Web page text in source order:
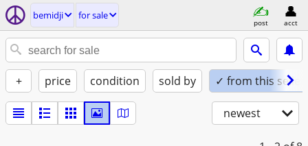
bemidji for sale
post acct
+ price condition sold by ✓ from this seller
newest